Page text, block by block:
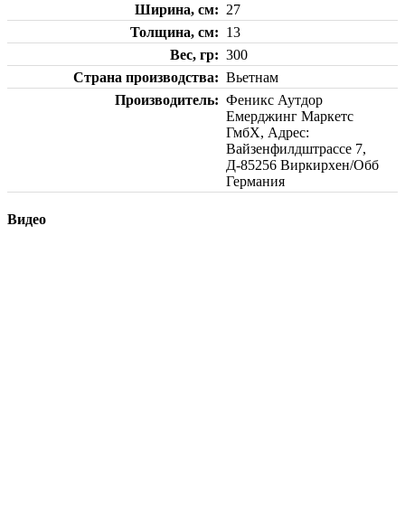
Ширина, см
27
Толщина, см
13
Вес, гр
300
Страна производства
Вьетнам
Производитель
Феникс Аутдор
Емерджинг Маркетс
ГмбХ, Адрес:
Вайзенфилдштрассе 7,
Д-85256 Виркирхен/Обб
Германия
Видео